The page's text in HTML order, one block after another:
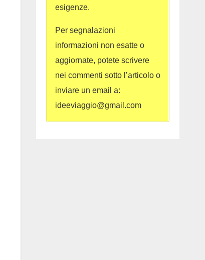
esigenze.
Per segnalazioni
informazioni non esatte o
aggiornate, potete scrivere
nei commenti sotto l’articolo o
inviare un email a:
ideeviaggio@gmail.com